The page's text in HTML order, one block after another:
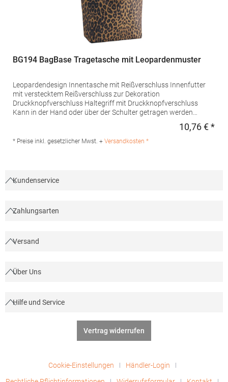
BG194 BagBase Tragetasche mit Leopardenmuster
Leopardendesign Innentasche mit Reißverschluss Innenfutter
mit verstecktem Reißverschluss zur Dekoration
Druckknopfverschluss Haltegriff mit Druckknopfverschluss
Kann in der Hand oder über der Schulter getragen werden
Dekoration/InhaltPfegehinweis: nicht waschbarAngaben zur
Produktsicherheit: Herstellernummer:BG194Beechfield Brands
Polyester
10,76 € *
* Preise inkl. gesetzlicher Mwst. + Versandkosten *
Kundenservice
Zahlungsarten
Versand
Über Uns
Hilfe und Service
Vertrag widerrufen
Cookie-Einstellungen
Händler-Login